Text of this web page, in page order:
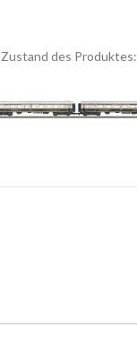
Zustand des Produktes: